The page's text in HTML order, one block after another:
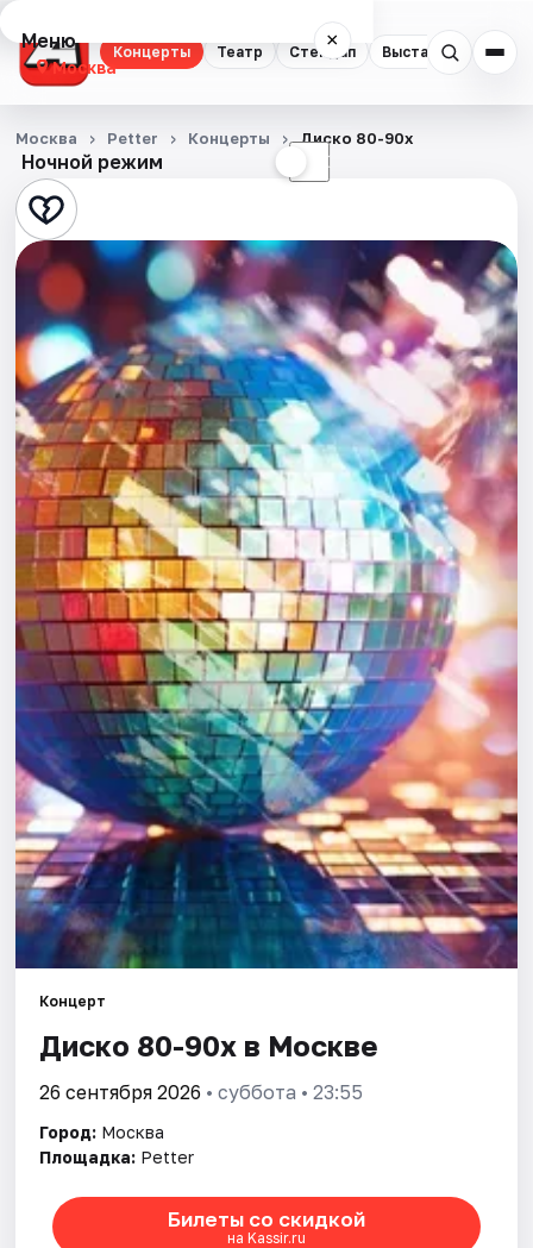
Концерты Театр Стендап Выставки
Меню ×
Москва
Концерты
Театр
Стендап
Выставки
Квесты
Экскурсии
Спорт
События
Города
Площадки
Артисты
Рейтинги
Ночной режим ☾
Москва Petter Концерты Диско 80-90х
Концерт
Диско 80-90х в Москве
26 сентября 2026 • суббота • 23:55
Город: Москва
Площадка: Petter
Билеты со скидкой
на Kassir.ru